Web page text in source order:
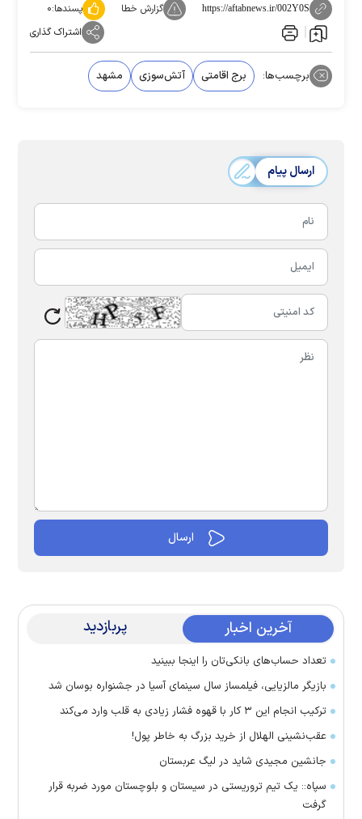
https://aftabnews.ir/002Y0S گزارش خطا پسندها:۰
اشتراک گذاری
برچسب‌ها: برج اقامتی آتش‌سوزی مشهد
ارسال پیام
آخرین اخبار پربازدید
تعداد حساب‌های بانکی‌تان را اینجا ببینید
بازیگر مالزیایی، فیلمساز سال سینمای آسیا در جشنواره بوسان شد
ترکیب انجام این ۳ کار با قهوه فشار زیادی به قلب وارد می‌کند
عقب‌نشینی الهلال از خرید بزرگ به خاطر پول!
جانشین مجیدی شاید در لیگ عربستان
سپاه:: یک تیم تروریستی در سیستان و بلوچستان مورد ضربه قرار
گرفت